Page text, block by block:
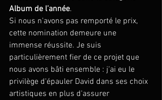
Album de l’année.
Si nous n'avons pas remporté le prix,
cette nomination demeure une
immense réussite. Je suis
particulièrement fier de ce projet que
nous avons bâti ensemble : j'ai eu le
privilège d'épauler David dans ses choix
artistiques en plus d'assurer